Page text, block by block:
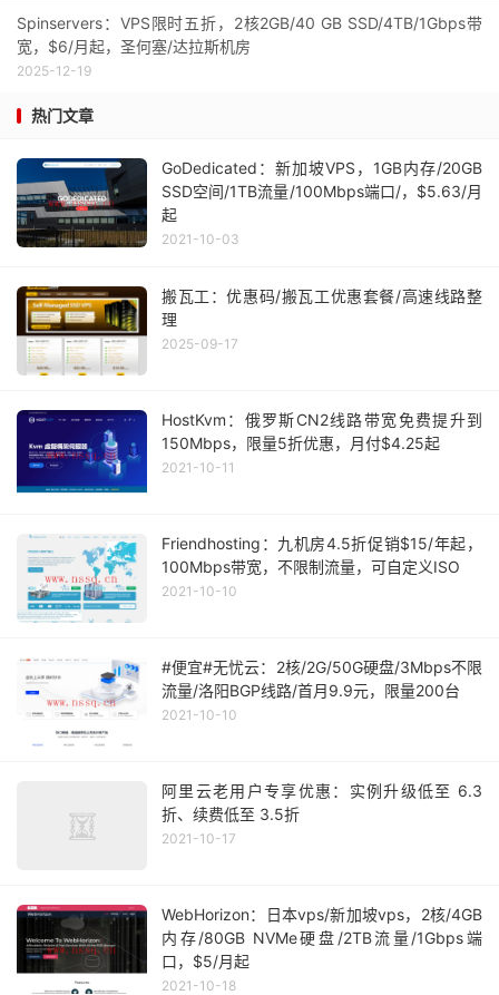
Spinservers：VPS限时五折，2核2GB/40 GB SSD/4TB/1Gbps带
宽，$6/月起，圣何塞/达拉斯机房
2025-12-19
热门文章
GoDedicated：新加坡VPS，1GB内存/20GB
SSD空间/1TB流量/100Mbps端口/，$5.63/月
起
2021-10-03
搬瓦工：优惠码/搬瓦工优惠套餐/高速线路整
理
2025-09-17
HostKvm：俄罗斯CN2线路带宽免费提升到
150Mbps，限量5折优惠，月付$4.25起
2021-10-11
Friendhosting：九机房4.5折促销$15/年起，
100Mbps带宽，不限制流量，可自定义ISO
2021-10-10
#便宜#无忧云：2核/2G/50G硬盘/3Mbps不限
流量/洛阳BGP线路/首月9.9元，限量200台
2021-10-10
阿里云老用户专享优惠：实例升级低至 6.3
折、续费低至 3.5折
2021-10-17
WebHorizon：日本vps/新加坡vps，2核/4GB
内存/80GB NVMe硬盘/2TB流量/1Gbps端
口，$5/月起
2021-10-18